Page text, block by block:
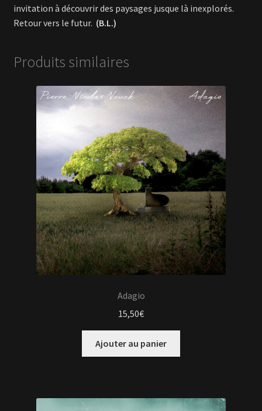
invitation à découvrir des paysages jusque là inexplorés.
Retour vers le futur. (B.L.)
Produits similaires
Adagio
15,50€
Ajouter au panier